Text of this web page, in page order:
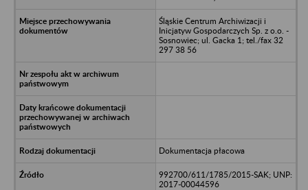
Śląskie Centrum Archiwizacji i
Inicjatyw Gospodarczych Sp. z o.o. -
Sosnowiec; ul. Gacka 1; tel./fax 32
297 38 56
Dokumentacja płacowa
992700/611/1785/2015-SAK; UNP:
2017-00044596